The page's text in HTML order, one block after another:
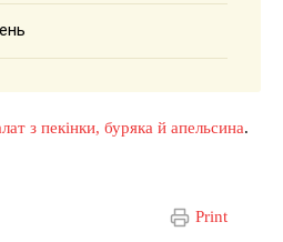
з пекінки, буряка й апельсина.
Print